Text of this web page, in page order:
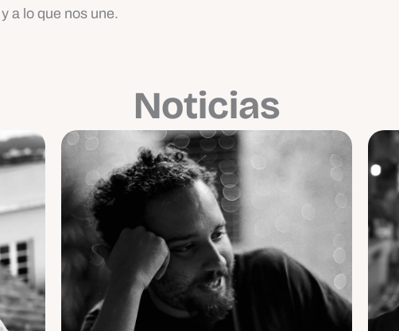
a lo que nos une.
Noticias